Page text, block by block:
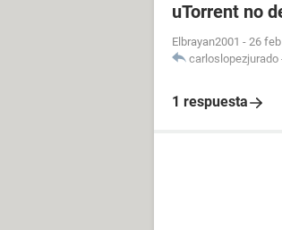
uTorrent no
Elbrayan2001 - 26
carloslopezjurado
1 respuesta